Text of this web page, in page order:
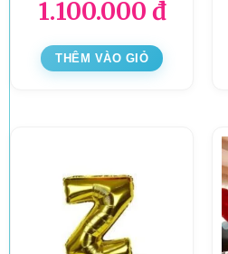
1.100.000 đ
THÊM VÀO GIỎ